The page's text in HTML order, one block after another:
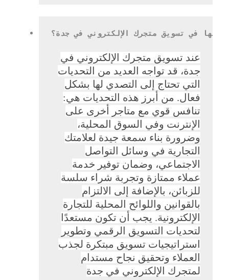
في تسويق متجرك الإلكتروني في جدة؟
عند تسويق متجرك الإلكتروني في
جدة، قد تواجه العديد من التحديات
التي تحتاج إلى التصدي لها بشكل
فعال. من أبرز هذه التحديات هي:
تنافس قوي مع متاجر أخرى على
الإنترنت وفي السوق المحلية،
وضرورة بناء سمعة جيدة لعلامتك
التجارية في وسائل التواصل
الاجتماعي، وضمان توفير خدمة
عملاء ممتازة وتجربة شراء سلسة
للزبائن، بالإضافة إلى الالتزام
بالقوانين واللوائح المحلية للتجارة
الإلكترونية. يجب أن تكون مستعدًا
لتحديات التسويق الرقمي وتطوير
استراتيجيات تسويق مبتكرة لجذب
العملاء وتحقيق نجاح مستدام
لمتجرك الإلكتروني في جدة